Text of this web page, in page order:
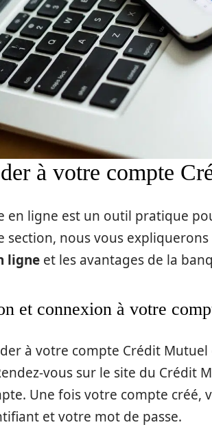
à votre compte
en ligne est un outil pratique
section, nous vous
ligne et les avantages de la
et connexion à votre
à votre compte Crédit
vous sur le site du Crédit
Une fois votre compte créé,
et votre mot de passe.